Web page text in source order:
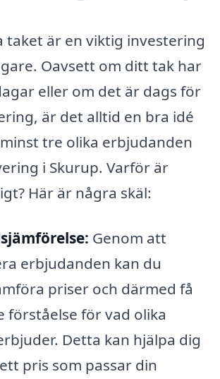
taket är en viktig investering
Oavsett om ditt tak har
eller om det är dags för
är det alltid en bra idé
tre olika erbjudanden
i Skurup. Varför är
Här är några skäl:
Genom att
erbjudanden kan du
priser och därmed få
förståelse för vad olika
Detta kan hjälpa dig
pris som passar din